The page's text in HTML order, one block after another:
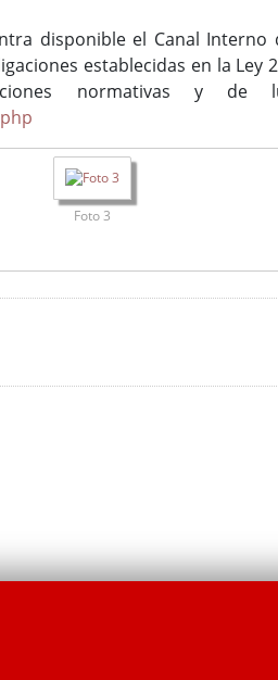
disponible el Canal
establecidas en la Ley
normativas y de
Foto 3